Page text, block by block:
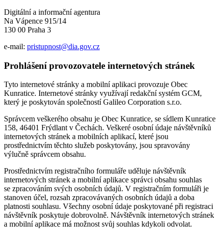
Digitální a informační agentura
Na Vápence 915/14
130 00 Praha 3
e-mail: pristupnost@dia.gov.cz
Prohlášení provozovatele internetových stránek
Tyto internetové stránky a mobilní aplikaci provozuje Obec
Kunratice. Internetové stránky využívají redakční systém GCM,
který je poskytován společností Galileo Corporation s.r.o.
Správcem veškerého obsahu je Obec Kunratice, se sídlem Kunratice
158, 46401 Frýdlant v Čechách. Veškeré osobní údaje návštěvníků
internetových stránek a mobilních aplikací, které jsou
prostřednictvím těchto služeb poskytovány, jsou spravovány
výlučně správcem obsahu.
Prostřednictvím registračního formuláře uděluje návštěvník
internetových stránek a mobilní aplikace správci obsahu souhlas
se zpracováním svých osobních údajů. V registračním formuláři je
stanoven účel, rozsah zpracovávaných osobních údajů a doba
platnosti souhlasu. Všechny osobní údaje poskytované při registraci
návštěvník poskytuje dobrovolně. Návštěvník internetových stránek
a mobilní aplikace má možnost svůj souhlas kdykoli odvolat.